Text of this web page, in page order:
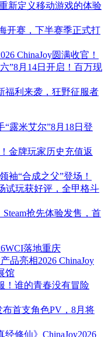
新定义移动游戏的体验
开赛，下半赛季正式打
ChinaJoy圆满收官！
”8月14日开启！百万现
福利来袭，狂野征服者
“露米艾尔”8月18日登
金牌玩家历史充值返
袖“合成之父”登场！
试玩获好评，全甲格斗
抢先体验发售，首
落地重庆
品亮相2026 ChinaJoy
馆
！谁的青春没有冒险
布首支角色PV，8月将
修仙》ChinaJoy2026